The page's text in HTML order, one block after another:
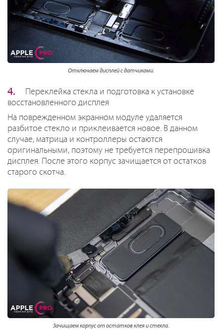
Отключаем дисплей с датчиками.
Переклейка стекла и подготовка к установке
восстановленного дисплея
На поврежденном экранном модуле удаляется
разбитое стекло и приклеивается новое. В данном
случае, матрица и контроллеры остаются
оригинальными, поэтому не требуется перепрошивка
дисплея. После этого корпус зачищается от остатков
старого скотча.
Зачищаем корпус от остатков клея и стекла.